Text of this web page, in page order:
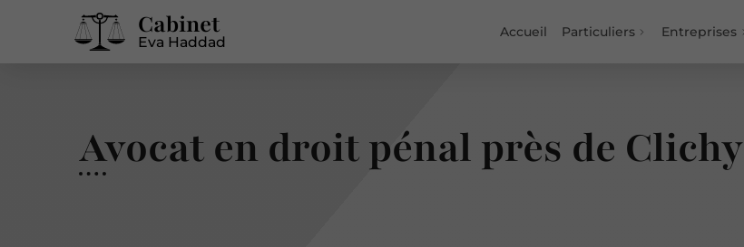
Cabinet
Eva Haddad
Accueil Particuliers Entreprises
Avocat en droit pénal près de Clichy